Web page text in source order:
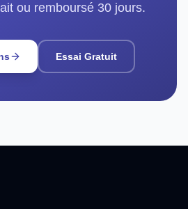
ou remboursé 30 jours.
Essai Gratuit